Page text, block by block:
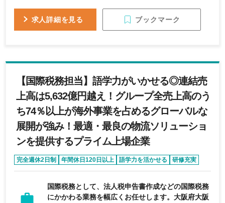
な方 ◆自分の頑張りをしっかり評価されたい方 ◎ス
求人詳細を見る ブックマーク
【国際税務担当】語学力がいかせる◎連結売
上高は5,632億円越え！グループ全売上高のう
ち74％以上が海外事業を占めるグローバルな
展開が強み！最適・最良の物流ソリューショ
ンを提供するプライム上場企業
完全週休2日制 年間休日120日以上 語学力を活かせる
研修充実
育休・産休実績あり
国際税務として、法人税申告書作成などの国際税務
にかかわる業務を幅広くお任せします。大阪府大阪